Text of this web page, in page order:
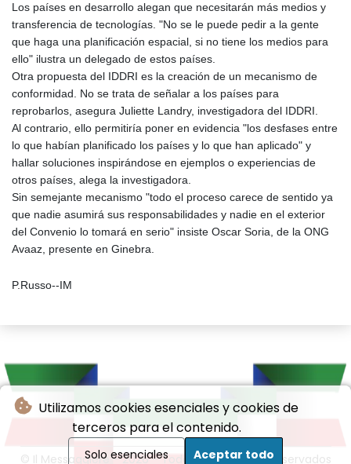
Utilizamos cookies esenciales y cookies de
terceros para el contenido.
Solo esenciales Aceptar todo
Los países en desarrollo alegan que necesitarán más medios y
transferencia de tecnologías. "No se le puede pedir a la gente
que haga una planificación espacial, si no tiene los medios para
ello" ilustra un delegado de estos países.
Otra propuesta del IDDRI es la creación de un mecanismo de
conformidad. No se trata de señalar a los países para
reprobarlos, asegura Juliette Landry, investigadora del IDDRI.
Al contrario, ello permitiría poner en evidencia "los desfases entre
lo que habían planificado los países y lo que han aplicado" y
hallar soluciones inspirándose en ejemplos o experiencias de
otros países, alega la investigadora.
Sin semejante mecanismo "todo el proceso carece de sentido ya
que nadie asumirá sus responsabilidades y nadie en el exterior
del Convenio lo tomará en serio" insiste Oscar Soria, de la ONG
Avaaz, presente en Ginebra.
P.Russo--IM
© Il Messaggiere - 2026 - Todos los derechos reservados